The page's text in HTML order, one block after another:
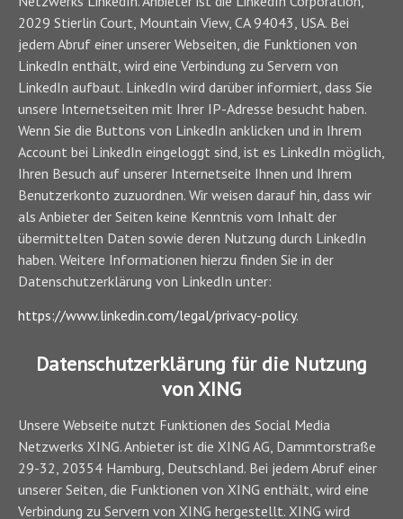
2029 Stierlin Court, Mountain View, CA 94043, USA. Bei
jedem Abruf einer unserer Webseiten, die Funktionen von
LinkedIn enthält, wird eine Verbindung zu Servern von
LinkedIn aufbaut. LinkedIn wird darüber informiert, dass Sie
unsere Internetseiten mit Ihrer IP-Adresse besucht haben.
Wenn Sie die Buttons von LinkedIn anklicken und in Ihrem
Account bei LinkedIn eingeloggt sind, ist es LinkedIn möglich,
Ihren Besuch auf unserer Internetseite Ihnen und Ihrem
Benutzerkonto zuzuordnen. Wir weisen darauf hin, dass wir
als Anbieter der Seiten keine Kenntnis vom Inhalt der
übermittelten Daten sowie deren Nutzung durch LinkedIn
haben. Weitere Informationen hierzu finden Sie in der
Datenschutzerklärung von LinkedIn unter:
https://www.linkedin.com/legal/privacy-policy.
Datenschutzerklärung für die Nutzung
von XING
Unsere Webseite nutzt Funktionen des Social Media
Netzwerks XING. Anbieter ist die XING AG, Dammtorstraße
29-32, 20354 Hamburg, Deutschland. Bei jedem Abruf einer
unserer Seiten, die Funktionen von XING enthält, wird eine
Verbindung zu Servern von XING hergestellt. XING wird